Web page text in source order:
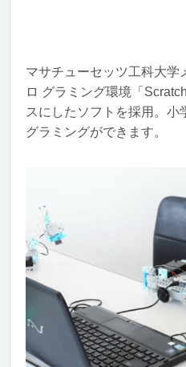
マサチューセッツ工科大学
ロ グラミング環境「
スにしたソフトを採用。小
グラミングができます。